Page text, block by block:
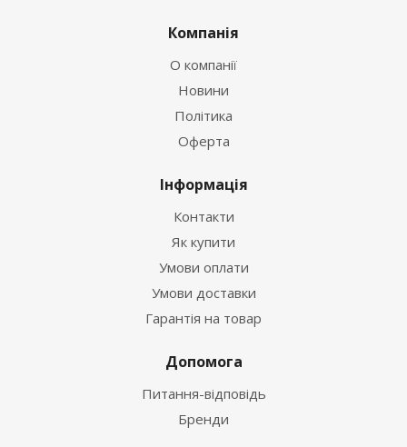
Компанія
О компанії
Новини
Політика
Оферта
Інформація
Контакти
Як купити
Умови оплати
Умови доставки
Гарантія на товар
Допомога
Питання-відповідь
Бренди